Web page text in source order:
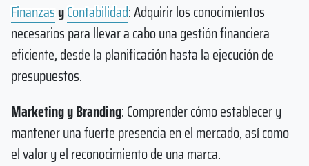
FinanzasyContabilidad: Adquirir los conocimientos
necesarios para llevar a cabo una gestión financiera
eficiente, desde la planificación hasta la ejecución de
presupuestos.
Marketing y Branding: Comprender cómo establecer y
mantener una fuerte presencia en el mercado, así como
el valor y el reconocimiento de una marca.